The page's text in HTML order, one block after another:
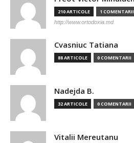
210 ARTICOLE 1 COMENTARII
http://www.ortodoxia.md
Cvasniuc Tatiana
88 ARTICOLE 0 COMENTARII
Nadejda B.
32 ARTICOLE 0 COMENTARII
Vitalii Mereutanu